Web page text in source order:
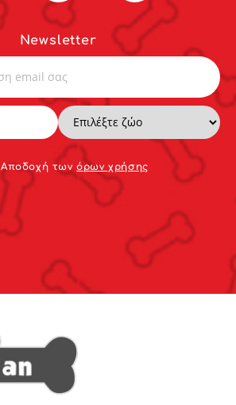
Newsletter
Αποδoχή τωνόρων χρήσης